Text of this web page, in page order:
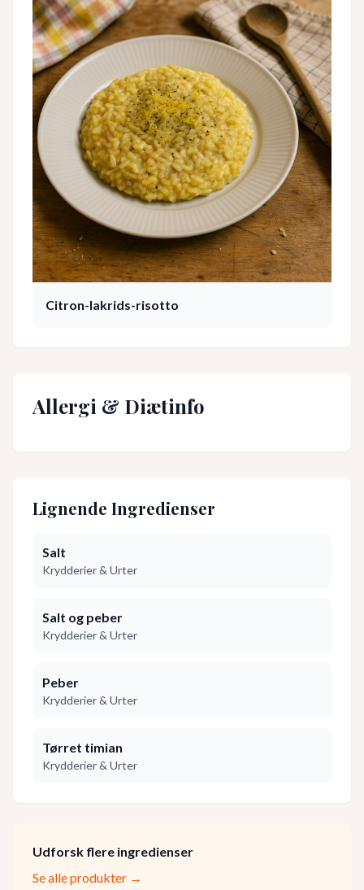
Citron-lakrids-risotto
Allergi & Diætinfo
Lignende Ingredienser
Salt
Krydderier & Urter
Salt og peber
Krydderier & Urter
Peber
Krydderier & Urter
Tørret timian
Krydderier & Urter
Udforsk flere ingredienser
Se alle produkter →